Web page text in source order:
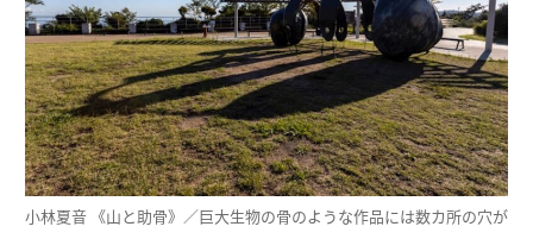
小林夏音 《山と助骨》／巨大生物の骨のような作品には数カ所の穴が